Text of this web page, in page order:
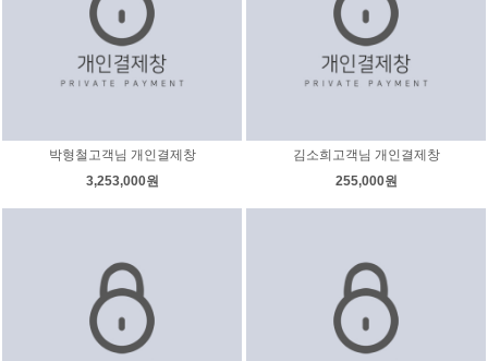
박형철고객님 개인결제창
3,253,000원
김소희고객님 개인결제창
255,000원